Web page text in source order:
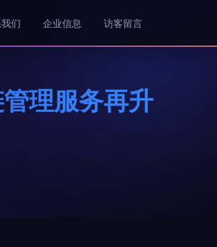
们 企业信息 访客留言
理服务再升